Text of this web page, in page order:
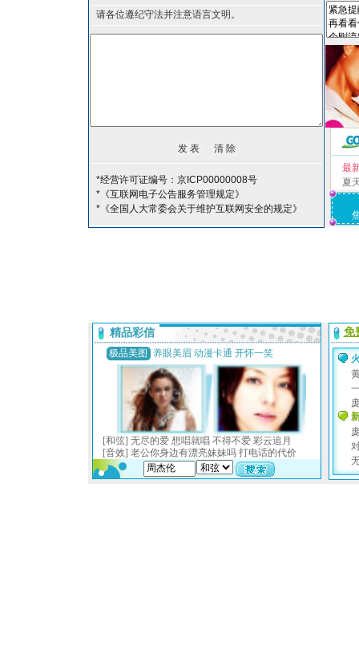
请各位遵纪守法并注意语言文明。
*经营许可证编号：京ICP00000008号
*《互联网电子公告服务管理规定》
*《全国人大常委会关于维护互联网安全的规定》
最
夏